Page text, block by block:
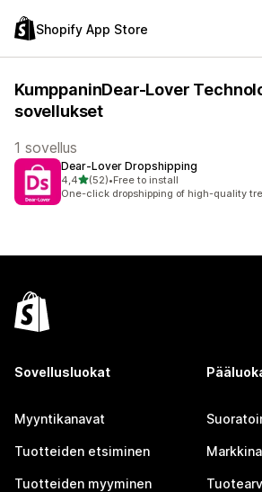
Shopify App Store
KumppaninDear-Lover
sovellukset
1 sovellus
Dear‑Lover Dropshipping
4,4/ 5 tähteä
(52)
52 arvostelua yhteensä
•Free to install
One-click dropshipping of high-quality
Sovellusluokat
Myyntikanavat
Tuotteiden etsiminen
Tuotteiden myyminen